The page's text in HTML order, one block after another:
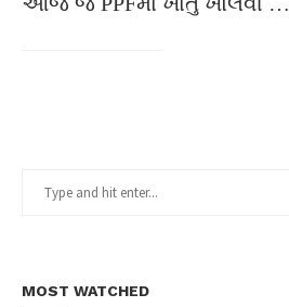
MOST WATCHED